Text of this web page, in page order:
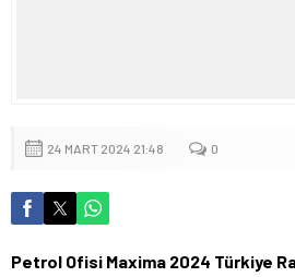
24 MART 2024 21:48 0
Petrol Ofisi Maxima 2024 Türkiye